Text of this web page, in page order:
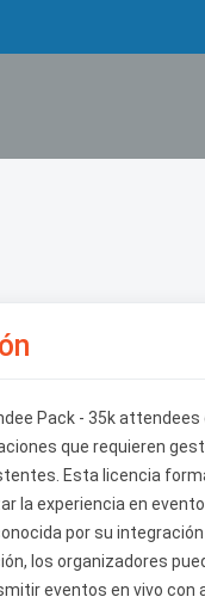
Pack - 35k attendees
que requieren
Esta licencia
la experiencia en
por su
los organizadores
eventos en vivo con